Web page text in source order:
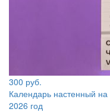
300 руб.
Календарь настенный на
2026 год